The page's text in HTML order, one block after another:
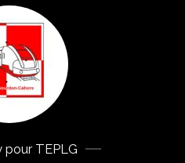
pour TEPLG